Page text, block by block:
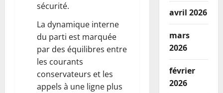
sécurité.
La dynamique interne
du parti est marquée
par des équilibres entre
les courants
conservateurs et les
appels à une ligne plus
avril 2026
mars
2026
février
2026